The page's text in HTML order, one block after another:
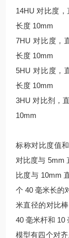
14HU 对比度
长度 10mm
7HU 对比度，
长度 10mm
5HU 对比度，
长度 10mm
3HU 对比剂，
10mm
标称对比度值
对比度与 5mm
比度与 10mm
个 40 毫米长的
米直径的对比
40 毫米杆和 10
模型有四个对